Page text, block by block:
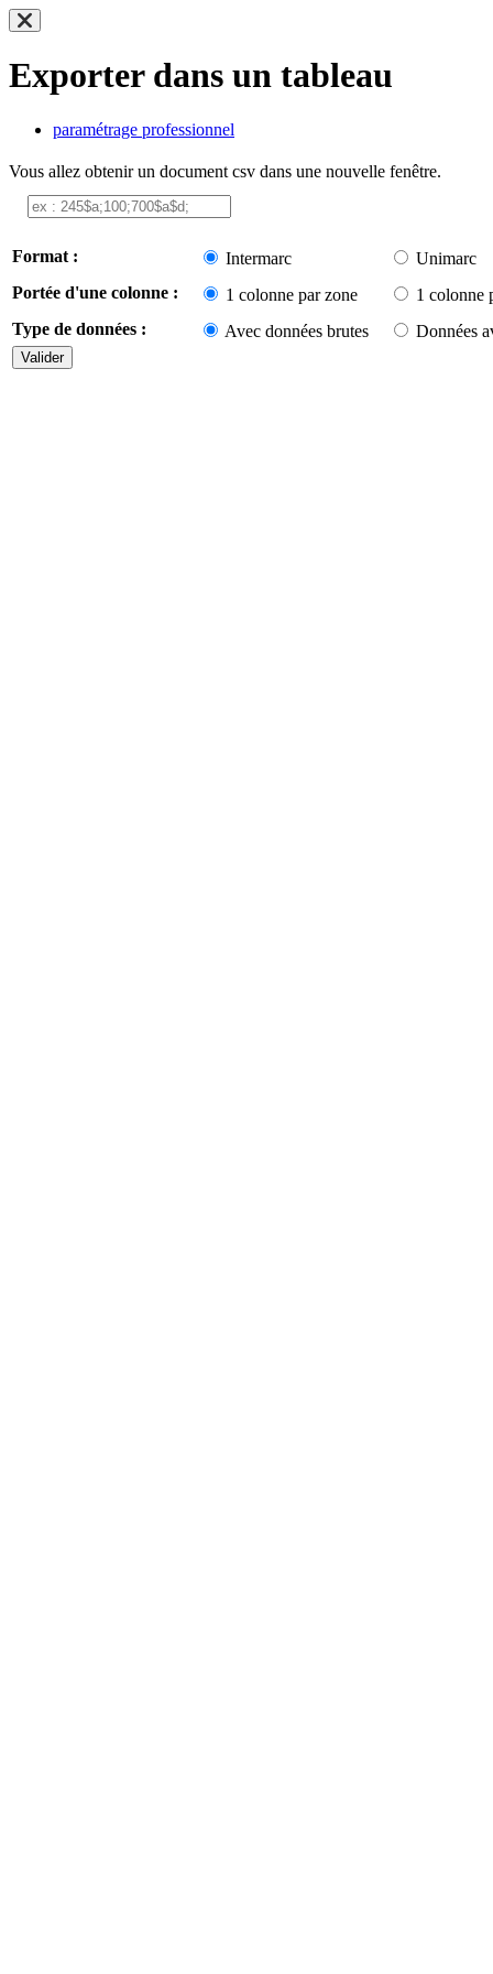
Exporter dans un tableau
paramétrage professionnel
Vous allez obtenir un document csv dans une nouvelle fenêtre.
Format : Intermarc
Unimarc
Portée d'une colonne :
1 colonne par zone
1 colonne
Type de données :
Avec données brutes Données